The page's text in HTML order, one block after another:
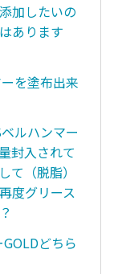
加したいの
あります
を塗布出来
ルハンマー
封入されて
て（脱脂）
度グリース
どちら